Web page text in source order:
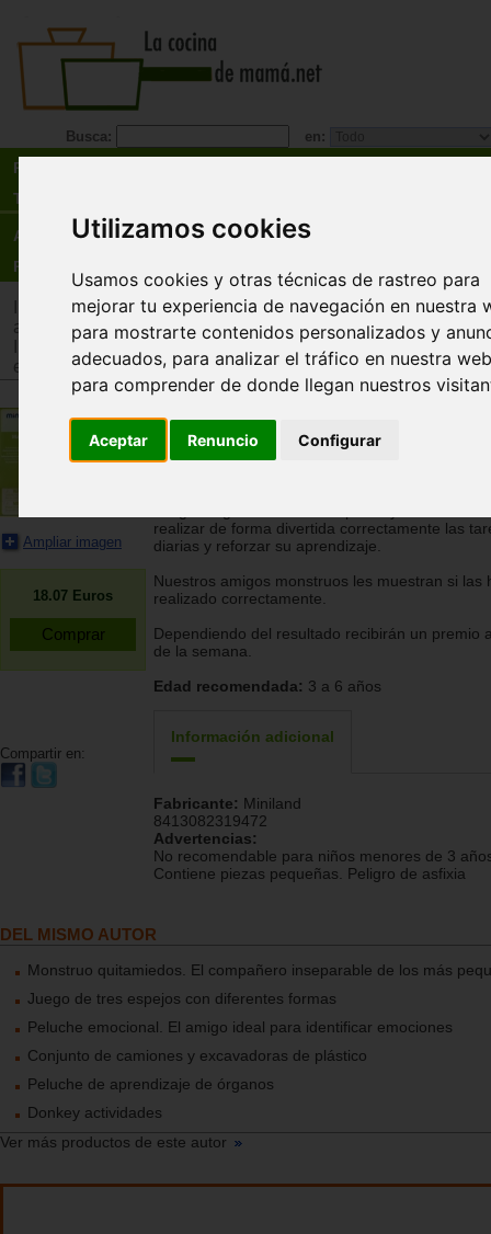
Utilizamos cookies
Usamos cookies y otras técnicas de rastreo para
mejorar tu experiencia de navegación en nuestra
para mostrarte contenidos personalizados y
adecuados, para analizar el tráfico en nuestra
para comprender de donde llegan nuestros
Aceptar Renuncio Configurar
Busca: en:
Recetas
Tienda
Actualidad
Registro
>Tienda>Juguetes infantiles>Juguetes por edad>
años
>Tienda > Juguetes por tipo
estimulación intelectual y memoria
Ampliar imagen
18.07 Euros
Compartir en:
Juego magnético autonomía y
responsabilidad
realizar de forma divertida correctamente las
diarias y reforzar su aprendizaje.
Nuestros amigos monstruos les muestran si las
realizado correctamente.
Dependiendo del resultado recibirán un premio
de la semana.
Edad recomendada: 3 a 6 años
Información adicional
Fabricante: Miniland
8413082319472
Advertencias:
No recomendable para niños menores de 3
Contiene piezas pequeñas. Peligro de asfixia
DEL MISMO AUTOR
Monstruo quitamiedos. El compañero inseparable de los más
Juego de tres espejos con diferentes formas
Peluche emocional. El amigo ideal para identificar emociones
Conjunto de camiones y excavadoras de plástico
Peluche de aprendizaje de órganos
Donkey actividades
Ver más productos de este autor